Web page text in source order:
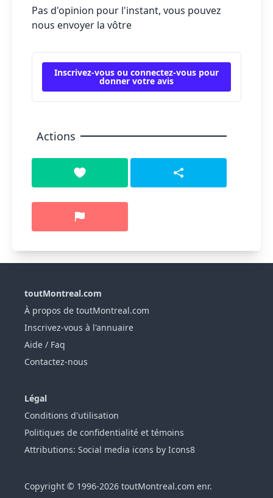
Pas d'opinion pour l'instant, vous pouvez
nous envoyer la vôtre
Inscrivez-vous ou connectez-vous pour
donner votre avis
Actions
toutMontreal.com
À propos de toutMontreal.com
Inscrivez-vous à l'annuaire
Aide / Faq
Contactez-nous
Légal
Conditions d'utilisation
Politiques de confidentialité et témoins
Attributions: Social media icons by Icons8
Copyright © 1996-2026 toutMontreal.com enr.